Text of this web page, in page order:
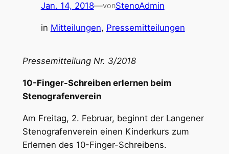
Jan. 14, 2018—vonStenoAdmin
in Mitteilungen, Pressemitteilungen
Pressemitteilung Nr. 3/2018
10-Finger-Schreiben erlernen beim
Stenografenverein
Am Freitag, 2. Februar, beginnt der Langener
Stenografenverein einen Kinderkurs zum
Erlernen des 10-Finger-Schreibens.